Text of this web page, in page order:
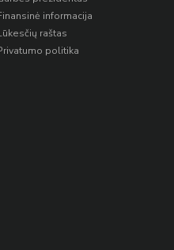
informacija
raštas
politika